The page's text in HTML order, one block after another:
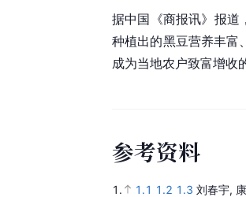
据中国《商报讯》报道
种植出的黑豆营养丰富
成为当地农户致富增收
参考资料
1. 1.1 1.2 1.3 刘春宇,